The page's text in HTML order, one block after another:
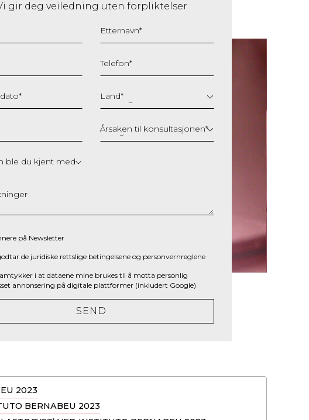
gir deg veiledning uten forpliktelser
Etternavn*
Telefon*
* Land*
Årsaken til konsultasjonen*
ble du kjent med
på Newsletter
de juridiske rettslige betingelsene og personvernreglene
i at dataene mine brukes til å motta personlig
annonsering på digitale plattformer (inkludert Google)
SEND
2023
BERNABEU 2023